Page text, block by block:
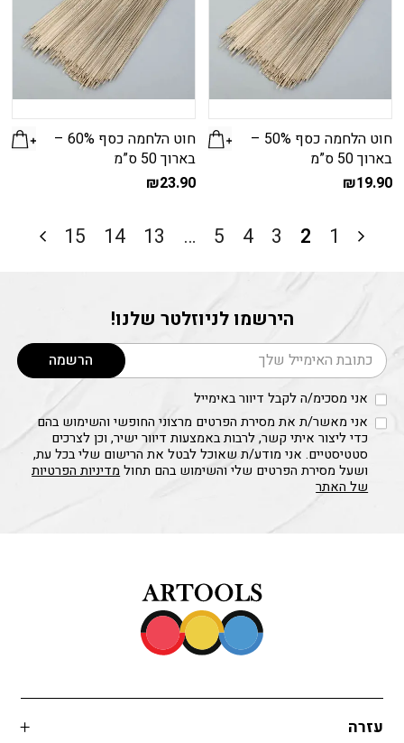
חוט הלחמה כסף 50% –
בארוך 50 ס”מ
₪19.90
חוט הלחמה כסף 60% –
בארוך 50 ס”מ
₪23.90
1
2
3
4
5
…
13
14
15
הירשמו לניוזלטר שלנו!
דוא׳׳ל הרשמה
אני מסכימ/ה לקבל דיוור באימייל
אני מאשר/ת את מסירת הפרטים מרצוני החופשי והשימוש בהם
כדי ליצור איתי קשר, לרבות באמצעות דיוור ישיר, וכן לצרכים
סטטיסטיים. אני מודע/ת שאוכל לבטל את הרישום שלי בכל עת,
ושעל מסירת הפרטים שלי והשימוש בהם תחולמדיניות הפרטיות
של האתר
עזרה